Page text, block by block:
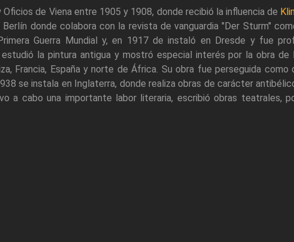
de Viena entre 1905 y 1908, donde recibió la influencia de
donde colabora con la revista de vanguardia "Der Sturm"
Guerra Mundial y, en 1917 de instaló en Dresde y fue
la pintura antigua y mostró especial interés por la obra de
Francia, España y norte de África. Su obra fue perseguida como
se instala en Inglaterra, donde realiza obras de carácter
a cabo una importante labor literaria, escribió obras teatrales,